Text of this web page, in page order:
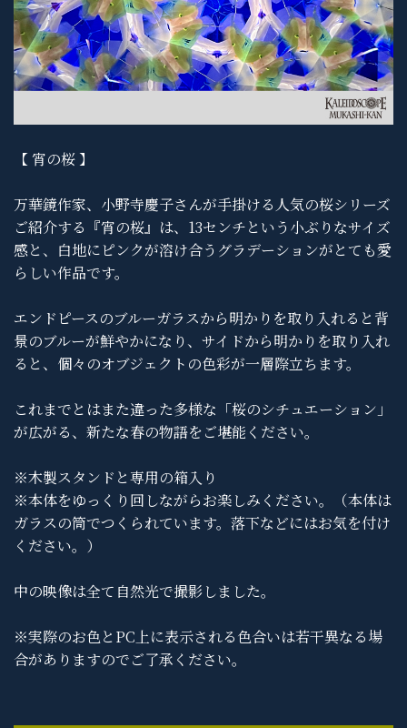
【 宵の桜 】
万華鏡作家、小野寺慶子さんが手掛ける人気の桜シリーズ
ご紹介する『宵の桜』は、13センチという小ぶりなサイズ
感と、白地にピンクが溶け合うグラデーションがとても愛
らしい作品です。
エンドピースのブルーガラスから明かりを取り入れると背
景のブルーが鮮やかになり、サイドから明かりを取り入れ
ると、個々のオブジェクトの色彩が一層際立ちます。
これまでとはまた違った多様な「桜のシチュエーション」
が広がる、新たな春の物語をご堪能ください。
※木製スタンドと専用の箱入り
※本体をゆっくり回しながらお楽しみください。（本体は
ガラスの筒でつくられています。落下などにはお気を付け
ください。）
中の映像は全て自然光で撮影しました。
※実際のお色とPC上に表示される色合いは若干異なる場
合がありますのでご了承ください。